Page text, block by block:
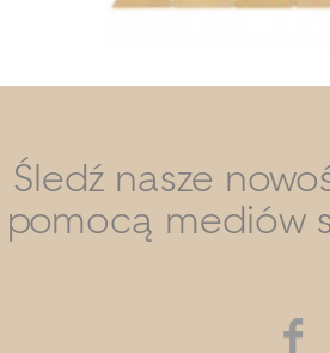
Śledź nasze
pomocą mediów